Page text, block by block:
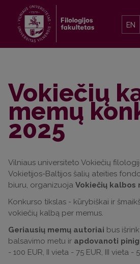
EN
Vokiečių
memų
2025
Vilniaus universiteto Vokiečių
Vokietijos-Baltijos šalių ateities
biuru, organizuoja Vokiečių kalbos
Konkurso tikslas - kūrybiškai ir
vokiečių kalbą per memus.
Geriausių memų autoriai bus
balsavimo metu ir apdovanoti
- 100 EUR, II vieta - 75 EUR, III vieta -